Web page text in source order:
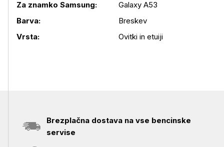
Za znamko Samsung:
Galaxy A53
Barva:
Breskev
Vrsta:
Ovitki in etuiji
Brezplačna dostava na vse bencinske
servise